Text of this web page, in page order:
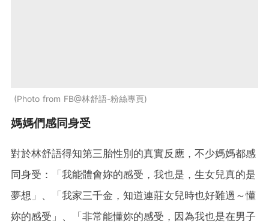
Photo from FB@林舒語-粉絲專頁
媽媽們感同身受
對於林舒語得知第三胎性別的真實反應，不少媽媽都感
同身受：「我能體會妳的感受，我也是，生女兒真的是
夢想」、「我家三千金，知道連莊女兒時也好難過～懂
妳的感受」、「非常能懂妳的感受，因為我也是在男子